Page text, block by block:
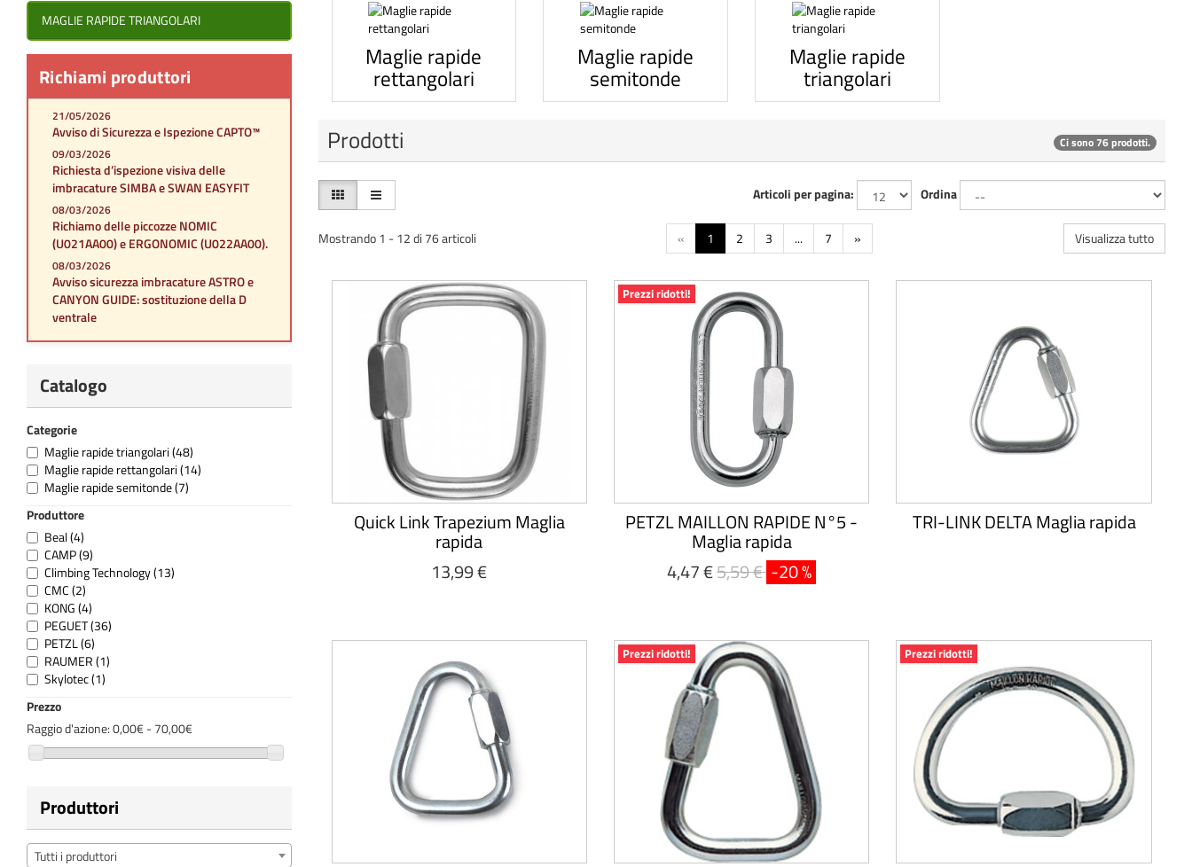
MAGLIE RAPIDE TRIANGOLARI
Richiami produttori
21/05/2026
Avviso di Sicurezza e Ispezione CAPTO™
09/03/2026
Richiesta d’ispezione visiva delle
imbracature SIMBA e SWAN EASYFIT
08/03/2026
Richiamo delle piccozze NOMIC
(U021AA00) e ERGONOMIC (U022AA00).
08/03/2026
Avviso sicurezza imbracature ASTRO e
CANYON GUIDE: sostituzione della D
ventrale
Catalogo
Categorie
Maglie rapide triangolari(48)
Maglie rapide rettangolari(14)
Maglie rapide semitonde(7)
Produttore
Beal(4)
CAMP(9)
Climbing Technology(13)
CMC(2)
KONG(4)
PEGUET(36)
PETZL(6)
RAUMER(1)
Skylotec(1)
Prezzo
Raggio d'azione:0,00€ - 70,00€
Produttori
Tutti i produttori
Maglie rapide
rettangolari
Maglie rapide
semitonde
Maglie rapide
triangolari
Prodotti Ci sono 76 prodotti.
Ordina
Articoli per pagina:
« 1 2 3 ... 7 » Visualizza tutto
Mostrando 1 - 12 di 76 articoli
Quick Link Trapezium Maglia
rapida
13,99 €
Prezzi ridotti!
PETZL MAILLON RAPIDE N°5 -
Maglia rapida
4,47 €5,59 € -20 %
TRI-LINK DELTA Maglia rapida
Prezzi ridotti! Prezzi ridotti!